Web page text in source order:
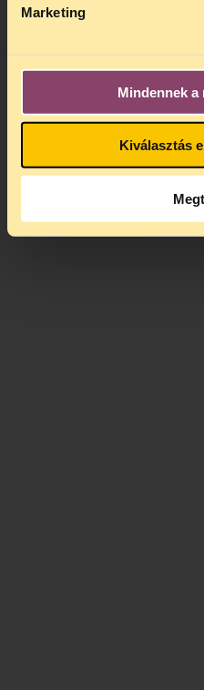
Marketing
Mindennek a
Kiválasztás